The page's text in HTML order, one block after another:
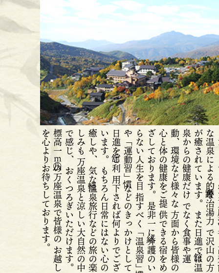
も
な
力
で
沢
山
の
方
が
癒
さ
れ
て
い
ま
す
。
ま
た
日
進
舘で
は
温
泉
か
ら
の
健
康
だ
け
で
な
く
食
事
や
運
動
、
環
境
な
ど
様
々
な
方
面
か
ら
皆
様
の
心
と
体
の
健
康
を
ご
提
供
で
き
る
宿
を
め
ざ
し
て
お
り
ま
す
。
是
非
一
緒に
介
護
の
い
ら
な
い
人
生
を
目
指
す
べ
く
「
温
泉
習
慣」
や
「
運
動
習
慣」
な
ど
の
き
っ
か
け
と
し
て
日
進
舘を
ご
利
用
下
さ
れ
ば
何
よ
り
で
ご
ざ
い
ま
す
。
も
ち
ろ
ん
日
常
に
は
な
い
心
の
癒
し
や
、
気
軽な
温
泉
旅
行
な
ど
の
旅
の
楽
し
み
も
万
座
温
泉
と
涼
し
い
大
自
然
の
中
で
感
じ
、
おくつろぎいただけます。
標高一八〇〇ｍの万座温泉で皆様の
お
越
し
を
心
よ
り
お
待
ち
し
て
お
り
ま
す
。